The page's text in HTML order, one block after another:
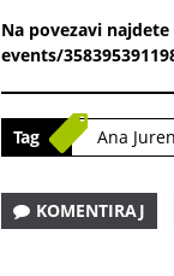
Na povezavi
events/
Tag Ana
KOMENTIRAJ